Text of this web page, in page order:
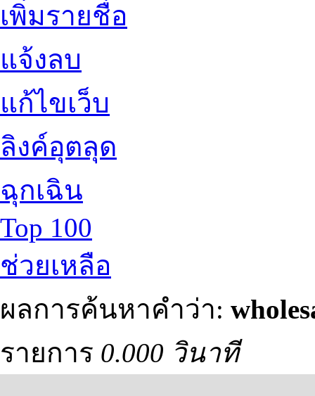
เพิ่มรายชื่อ
แจ้งลบ
แก้ไขเว็บ
ลิงค์อุตลุด
ฉุกเฉิน
Top 100
ช่วยเหลือ
ผลการค้นหาคำว่า:
รายการ 0.000 วินาที